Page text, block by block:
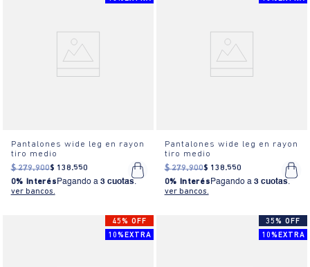
Pantalones wide leg en rayon
tiro medio
$ 279.900$ 138.550
0% Interés Pagando a 3 cuotas.
ver bancos.
Pantalones wide leg en rayon
tiro medio
$ 279.900$ 138.550
0% Interés Pagando a 3 cuotas.
ver bancos.
45% OFF
10%EXTRA
35% OFF
10%EXTRA